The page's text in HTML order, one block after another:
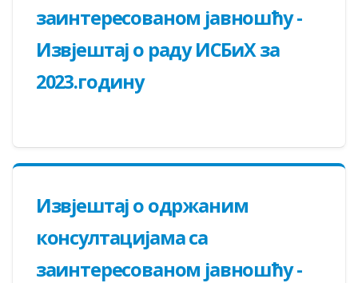
заинтересованом јавношћу -
Извјештај о раду ИСБиХ за
2023.годину
Извјештај о одржаним
консултацијама са
заинтересованом јавношћу -